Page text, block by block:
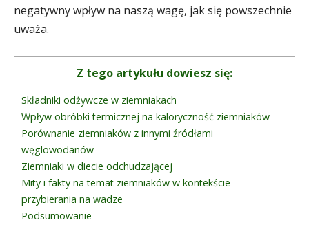
negatywny wpływ na naszą wagę, jak się powszechnie
uważa.
Z tego artykułu dowiesz się:
Składniki odżywcze w ziemniakach
Wpływ obróbki termicznej na kaloryczność ziemniaków
Porównanie ziemniaków z innymi źródłami
węglowodanów
Ziemniaki w diecie odchudzającej
Mity i fakty na temat ziemniaków w kontekście
przybierania na wadze
Podsumowanie